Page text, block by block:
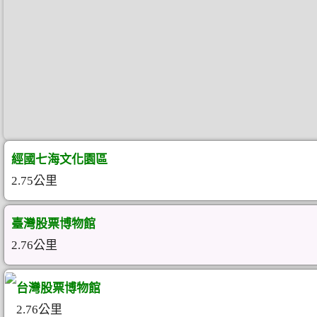
經國七海文化園區
2.75公里
臺灣股票博物館
2.76公里
台灣股票博物館
2.76公里